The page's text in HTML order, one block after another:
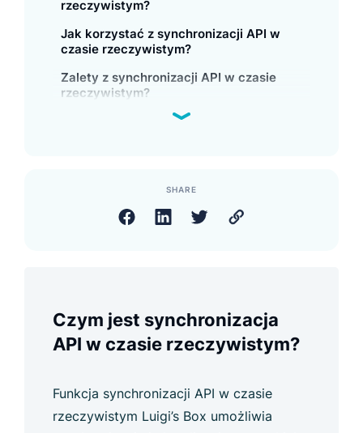
rzeczywistym?
Jak korzystać z synchronizacji API w
czasie rzeczywistym?
Zalety z synchronizacji API w czasie
rzeczywistym?
SHARE
Czym jest synchronizacja
API w czasie rzeczywistym?
Funkcja synchronizacji API w czasie
rzeczywistym Luigi’s Box umożliwia